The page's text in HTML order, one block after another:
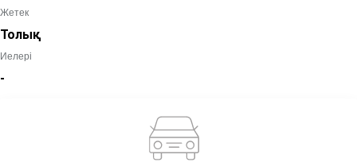
Жетек
Толық
Иелері
-